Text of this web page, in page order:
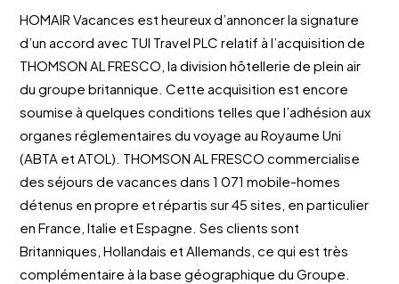
HOMAIR Vacances est heureux d’annoncer la signature
d’un accord avec TUI Travel PLC relatif à l’acquisition de
THOMSON AL FRESCO, la division hôtellerie de plein air
du groupe britannique. Cette acquisition est encore
soumise à quelques conditions telles que l’adhésion aux
organes réglementaires du voyage au Royaume Uni
(ABTA et ATOL). THOMSON AL FRESCO commercialise
des séjours de vacances dans 1 071 mobile-homes
détenus en propre et répartis sur 45 sites, en particulier
en France, Italie et Espagne. Ses clients sont
Britanniques, Hollandais et Allemands, ce qui est très
complémentaire à la base géographique du Groupe.